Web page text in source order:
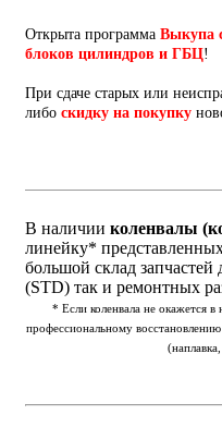
Открыта программа Выкупа
блоков цилиндров и ГБЦ!
При сдаче старых или
либо скидку на покупку
В наличии коленвалы
линейку*
большой склад запчастей
(STD) так и ремонтных
* Если коленвала не окажется
профессиональному